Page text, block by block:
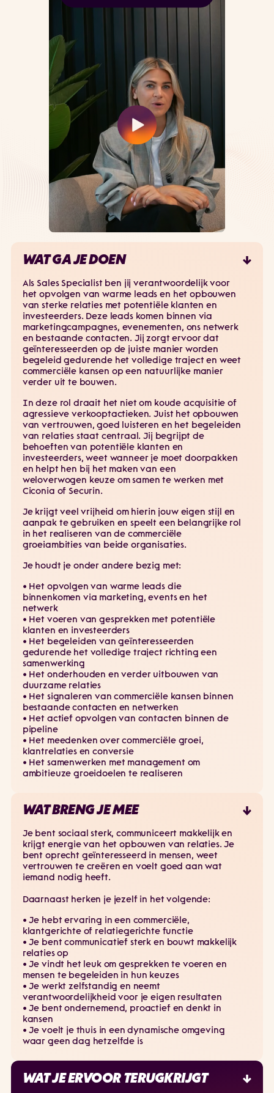
WAT GA JE DOEN
Als Sales Specialist ben jij verantwoordelijk voor
het opvolgen van warme leads en het opbouwen
van sterke relaties met potentiële klanten en
investeerders. Deze leads komen binnen via
marketingcampagnes, evenementen, ons netwerk
en bestaande contacten. Jij zorgt ervoor dat
geïnteresseerden op de juiste manier worden
begeleid gedurende het volledige traject en weet
commerciële kansen op een natuurlijke manier
verder uit te bouwen.
In deze rol draait het niet om koude acquisitie of
agressieve verkooptactieken. Juist het opbouwen
van vertrouwen, goed luisteren en het begeleiden
van relaties staat centraal. Jij begrijpt de
behoeften van potentiële klanten en
investeerders, weet wanneer je moet doorpakken
en helpt hen bij het maken van een
weloverwogen keuze om samen te werken met
Ciconia of Securin.
Je krijgt veel vrijheid om hierin jouw eigen stijl en
aanpak te gebruiken en speelt een belangrijke rol
in het realiseren van de commerciële
groeiambities van beide organisaties.
Je houdt je onder andere bezig met:
• Het opvolgen van warme leads die
binnenkomen via marketing, events en het
netwerk
• Het voeren van gesprekken met potentiële
klanten en investeerders
• Het begeleiden van geïnteresseerden
gedurende het volledige traject richting een
samenwerking
• Het onderhouden en verder uitbouwen van
duurzame relaties
• Het signaleren van commerciële kansen binnen
bestaande contacten en netwerken
• Het actief opvolgen van contacten binnen de
pipeline
• Het meedenken over commerciële groei,
klantrelaties en conversie
• Het samenwerken met management om
ambitieuze groeidoelen te realiseren
WAT BRENG JE MEE
Je bent sociaal sterk, communiceert makkelijk en
krijgt energie van het opbouwen van relaties. Je
bent oprecht geïnteresseerd in mensen, weet
vertrouwen te creëren en voelt goed aan wat
iemand nodig heeft.
Daarnaast herken je jezelf in het volgende:
• Je hebt ervaring in een commerciële,
klantgerichte of relatiegerichte functie
• Je bent communicatief sterk en bouwt makkelijk
relaties op
• Je vindt het leuk om gesprekken te voeren en
mensen te begeleiden in hun keuzes
• Je werkt zelfstandig en neemt
verantwoordelijkheid voor je eigen resultaten
• Je bent ondernemend, proactief en denkt in
kansen
• Je voelt je thuis in een dynamische omgeving
waar geen dag hetzelfde is
WAT JE ERVOOR TERUGKRIJGT